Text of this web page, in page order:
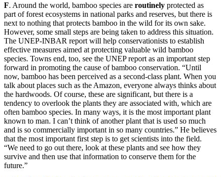
F. Around the world, bamboo species are routinely protected as
part of forest ecosystems in national parks and reserves, but there is
next to nothing that protects bamboo in the wild for its own sake.
However, some small steps are being taken to address this situation.
The UNEP-INBAR report will help conservationists to establish
effective measures aimed at protecting valuable wild bamboo
species. Towns end, too, see the UNEP report as an important step
forward in promoting the cause of bamboo conservation. “Until
now, bamboo has been perceived as a second-class plant. When you
talk about places such as the Amazon, everyone always thinks about
the hardwoods. Of course, these are significant, but there is a
tendency to overlook the plants they are associated with, which are
often bamboo species. In many ways, it is the most important plant
known to man. I can’t think of another plant that is used so much
and is so commercially important in so many countries.” He believes
that the most important first step is to get scientists into the field.
“We need to go out there, look at these plants and see how they
survive and then use that information to conserve them for the
future.”